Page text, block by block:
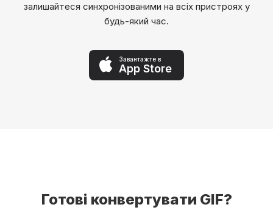
залишайтеся синхронізованими на всіх пристроях у
будь-який час.
Завантажте в
App Store
Готові конвертувати GIF?